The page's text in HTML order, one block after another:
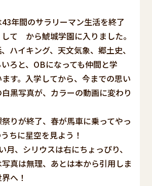
年間のサラリーマン生活を終了
して から鯱城学園に入りました。
ハイキング、天文気象、郷土史、
ろと、OBになっても仲間と学
す。入学してから、今までの思い
黒写真が、カラーの動画に変わり
りが終了、春が馬車に乗ってやっ
ちに星空を見よう！
月、シリウスは右にちょっぴり、
真は無理、あとは本から引用しま
へ！